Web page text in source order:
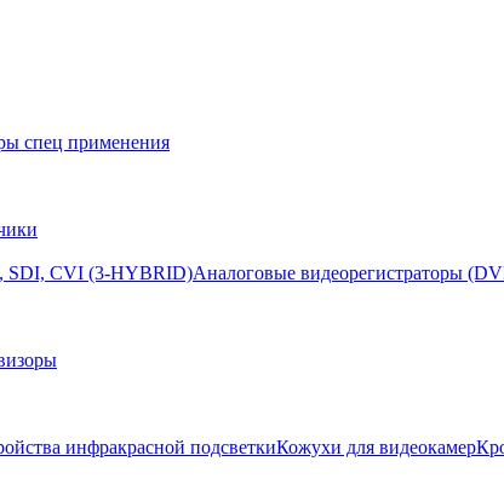
спец применения
SDI, CVI (3-HYBRID)Аналоговые видеорегистраторы
инфракрасной подсветкиКожухи для видеокамер